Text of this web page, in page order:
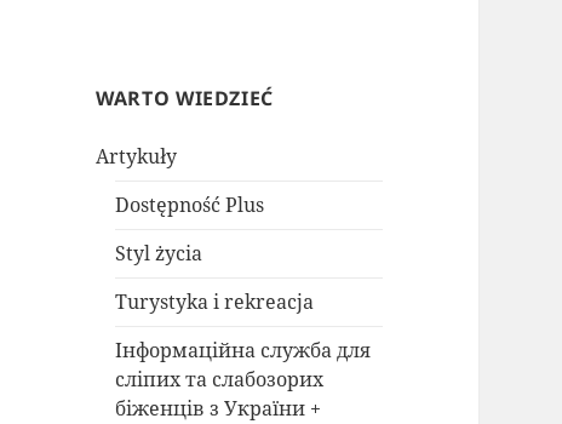
WARTO WIEDZIEĆ
Artykuły
Dostępność Plus
Styl życia
Turystyka i rekreacja
Інформаційна служба для
сліпих та слабозорих
біженців з України +